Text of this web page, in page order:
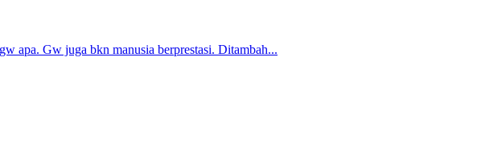
apa. Gw juga bkn manusia berprestasi. Ditambah...